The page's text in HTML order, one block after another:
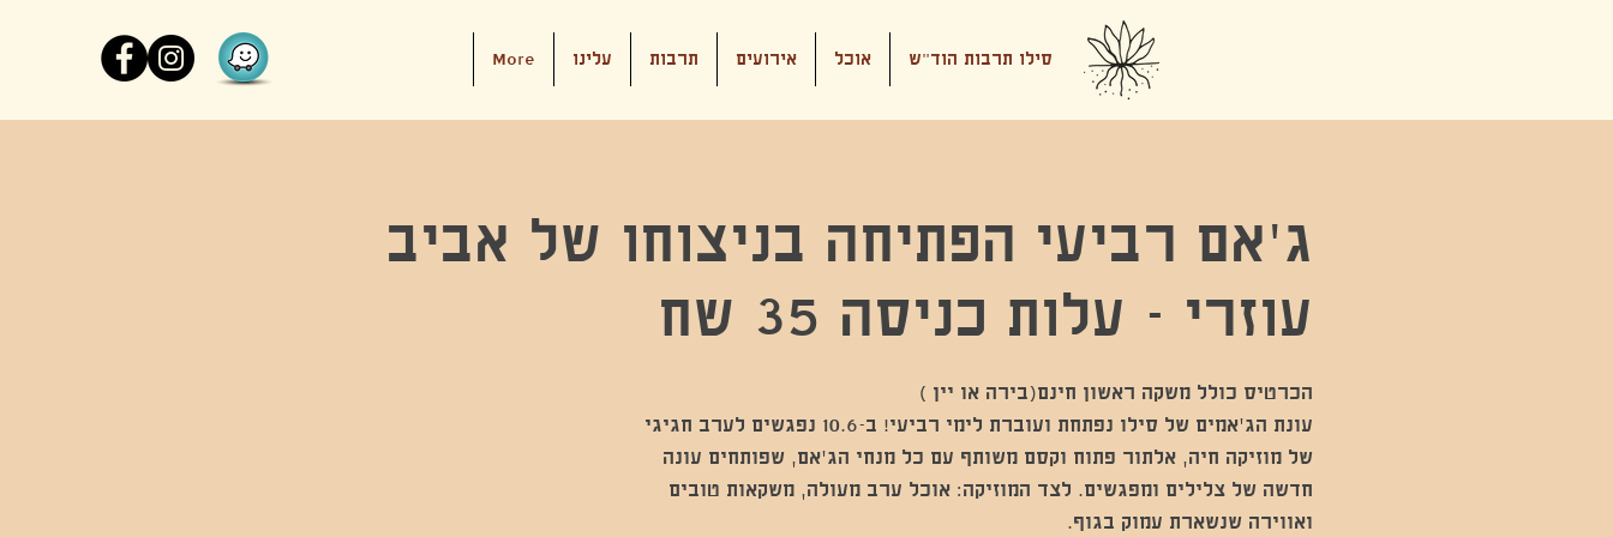
סילו תרבות הוד"ש אוכל אירועים תרבות עלינו More
ג'אם רביעי הפתיחה בניצוחו של אביב
עוזרי - עלות כניסה 35 שח
עונת הג׳אמים של סילו נפתחת ועוברת לימי רביעי! ב-10.6 נפגשים לערב חגיגי
של מוזיקה חיה, אלתור פתוח וקסם משותף עם כל מנחי הג׳אם, שפותחים עונה
חדשה של צלילים ומפגשים. לצד המוזיקה: אוכל ערב מעולה, משקאות טובים